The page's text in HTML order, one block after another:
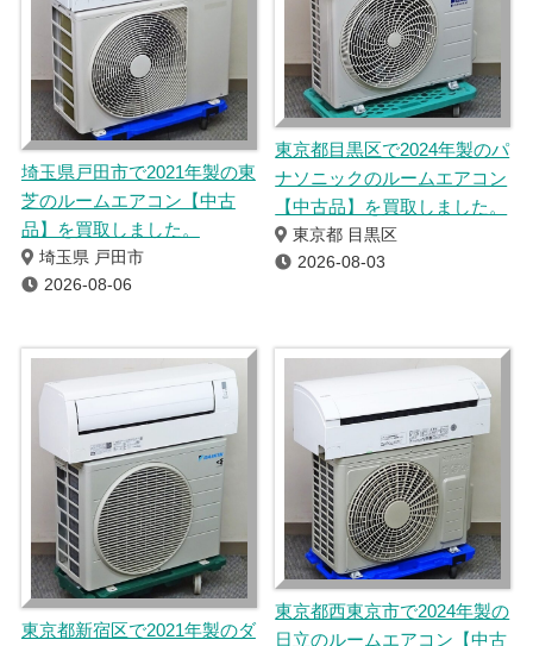
埼玉県戸田市で2021年製の東
芝のルームエアコン【中古
品】を買取しました。
埼玉県 戸田市
2026-08-06
東京都目黒区で2024年製のパ
ナソニックのルームエアコン
【中古品】を買取しました。
東京都 目黒区
2026-08-03
東京都新宿区で2021年製のダ
東京都西東京市で2024年製の
日立のルームエアコン【中古